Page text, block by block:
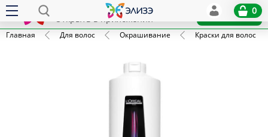
x
Открыть в приложении
Установить
0
Главная Для волос Окрашивание Краски для волос